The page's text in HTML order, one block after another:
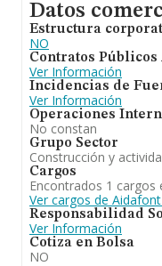
Datos
Estructura
NO
Contratos
Ver Información
Incidencias de
Ver Información
Operaciones
No constan
Grupo Sector
Construcción y
Cargos
Encontrados 1 cargos
Ver cargos de
Responsabilidad
Ver Información
Cotiza en Bolsa
NO